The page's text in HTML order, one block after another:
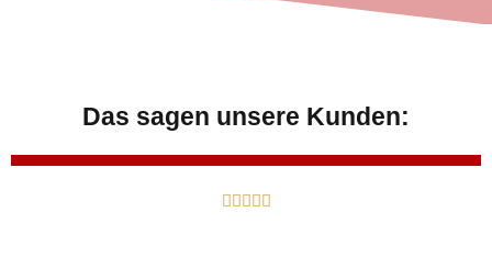
Das sagen unsere Kunden:
    B